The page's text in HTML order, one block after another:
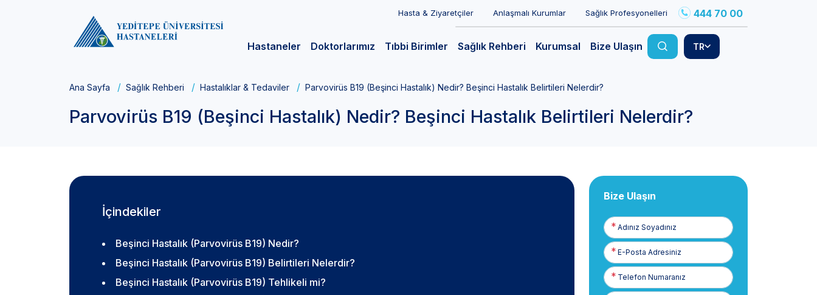
Hasta & Ziyaretçiler Anlaşmalı Kurumlar Sağlık Profesyonelleri 444 70 00
Hastaneler Doktorlarımız Tıbbi Birimler Sağlık Rehberi Kurumsal Bize Ulaşın TR
Ana Sayfa Sağlık Rehberi Hastalıklar & Tedaviler Parvovirüs B19 (Beşinci Hastalık) Nedir? Beşinci Hastalık Belirtileri Nelerdir?
Parvovirüs B19 (Beşinci Hastalık) Nedir? Beşinci Hastalık Belirtileri Nelerdir?
İçindekiler
Beşinci Hastalık (Parvovirüs B19) Nedir?
Beşinci Hastalık (Parvovirüs B19) Belirtileri Nelerdir?
Beşinci Hastalık (Parvovirüs B19) Tehlikeli mi?
Bize Ulaşın
Adınız
Soyadınız
E-
Posta
Telefon
Numaranız